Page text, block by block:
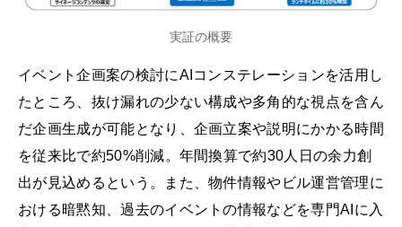
実証の概要
イベント企画案の検討にAIコンステレーションを活用し
たところ、抜け漏れの少ない構成や多角的な視点を含ん
だ企画生成が可能となり、企画立案や説明にかかる時間
を従来比で約50%削減。年間換算で約30人日の余力創
出が見込めるという。また、物件情報やビル運営管理に
おける暗黙知、過去のイベントの情報などを専門AIに入